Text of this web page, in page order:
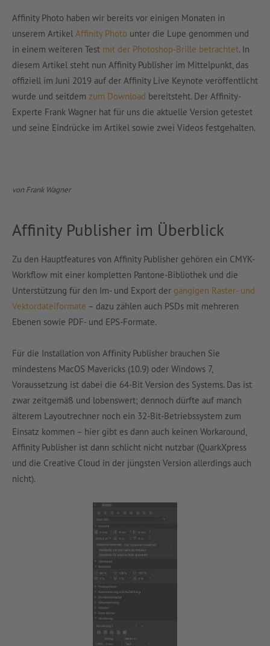
Affinity Photo haben wir bereits vor einigen Monaten in
unserem Artikel Affinity Photo unter die Lupe genommen und
in einem weiteren Test mit der Photoshop-Brille betrachtet. In
diesem Artikel steht nun Affinity Publisher im Mittelpunkt, das
offiziell im Juni 2019 auf der Affinity Live Keynote veröffentlicht
wurde und seitdem zum Download bereitsteht. Der Affinity-
Experte Frank Wagner hat für uns die aktuelle Version getestet
und seine Eindrücke im Artikel sowie zwei Videos festgehalten.
von Frank Wagner
Affinity Publisher im Überblick
Zu den Hauptfeatures von Affinity Publisher gehören ein CMYK-
Workflow mit einer kompletten Pantone-Bibliothek und die
Unterstützung für den Im- und Export der gängigen Raster- und
Vektordateiformate – dazu zählen auch PSDs mit mehreren
Ebenen sowie PDF- und EPS-Formate.
Für die Installation von Aﬃnity Publisher brauchen Sie
mindestens MacOS Mavericks (10.9) oder Windows 7,
Voraussetzung ist dabei die 64-Bit Version des Systems. Das ist
zwar zeitgemäß und lobenswert; dennoch dürfte auf manch
älterem Layoutrechner noch ein 32-Bit-Betriebssystem zum
Einsatz kommen – hier gibt es dann auch keinen Workaround,
Affinity Publisher ist dann schlicht nicht nutzbar (QuarkXpress
und die Creative Cloud in der jüngsten Version allerdings auch
nicht).